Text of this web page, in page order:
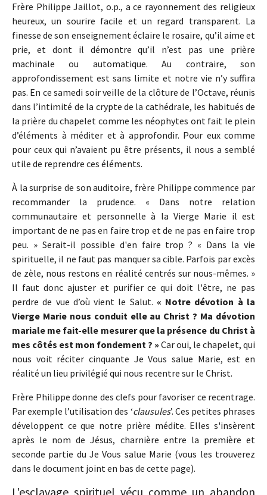
Frère Philippe Jaillot, o.p., a ce rayonnement des religieux
heureux, un sourire facile et un regard transparent. La
finesse de son enseignement éclaire le rosaire, qu’il aime et
prie, et dont il démontre qu’il n’est pas une prière
machinale ou automatique. Au contraire, son
approfondissement est sans limite et notre vie n’y suffira
pas. En ce samedi soir veille de la clôture de l’Octave, réunis
dans l’intimité de la crypte de la cathédrale, les habitués de
la prière du chapelet comme les néophytes ont fait le plein
d’éléments à méditer et à approfondir. Pour eux comme
pour ceux qui n’avaient pu être présents, il nous a semblé
utile de reprendre ces éléments.
À la surprise de son auditoire, frère Philippe commence par
recommander la prudence. « Dans notre relation
communautaire et personnelle à la Vierge Marie il est
important de ne pas en faire trop et de ne pas en faire trop
peu. » Serait-il possible d'en faire trop ? « Dans la vie
spirituelle, il ne faut pas manquer sa cible. Parfois par excès
de zèle, nous restons en réalité centrés sur nous-mêmes. »
Il faut donc ajuster et purifier ce qui doit l'être, ne pas
perdre de vue d’où vient le Salut. « Notre dévotion à la
Vierge Marie nous conduit elle au Christ ? Ma dévotion
mariale me fait-elle mesurer que la présence du Christ à
mes côtés est mon fondement ? » Car oui, le chapelet, qui
nous voit réciter cinquante Je Vous salue Marie, est en
réalité un lieu privilégié qui nous recentre sur le Christ.
Frère Philippe donne des clefs pour favoriser ce recentrage.
Par exemple l’utilisation des ‘clausules’. Ces petites phrases
développent ce que notre prière médite. Elles s'insèrent
après le nom de Jésus, charnière entre la première et
seconde partie du Je Vous salue Marie (vous les trouverez
dans le document joint en bas de cette page).
L'esclavage spirituel vécu comme un abandon